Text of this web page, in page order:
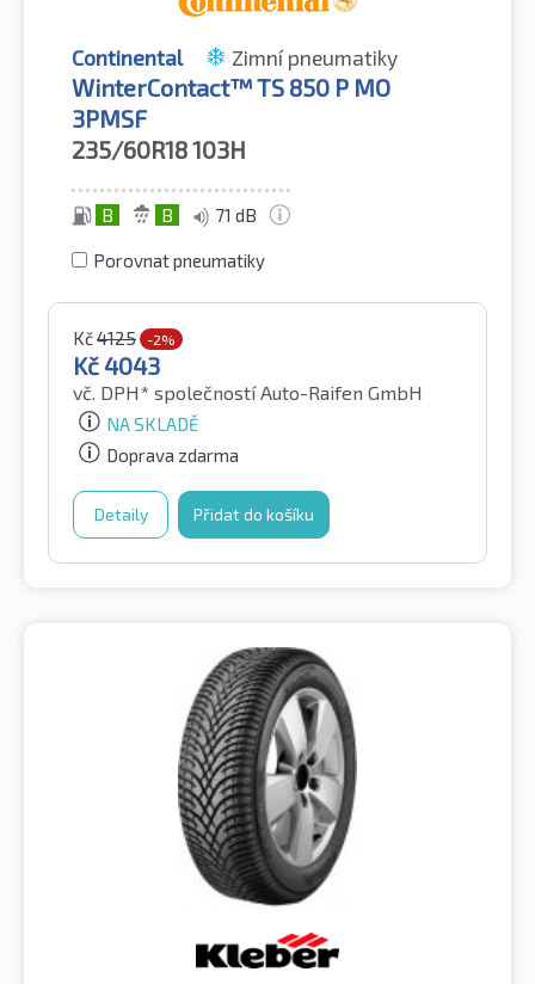
Continental Zimní pneumatiky
WinterContact™ TS 850 P MO
3PMSF
235/60R18103H
B B 71 dB
Porovnat pneumatiky
Kč4125 -2%
Kč4043
vč. DPH* společností Auto-Raifen GmbH
NA SKLADĚ
Doprava zdarma
Detaily Přidat do košíku